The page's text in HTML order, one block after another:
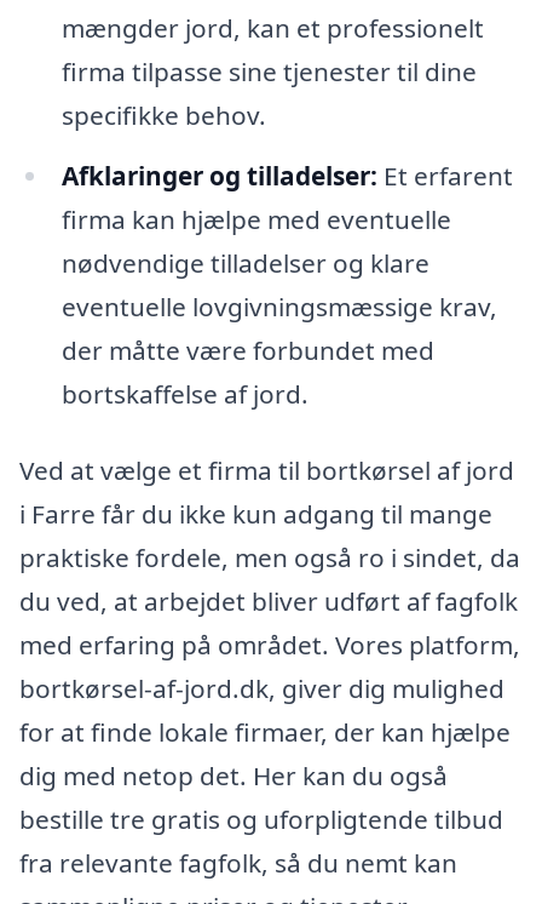
mængder jord, kan et professionelt
firma tilpasse sine tjenester til dine
specifikke behov.
Afklaringer og tilladelser: Et erfarent
firma kan hjælpe med eventuelle
nødvendige tilladelser og klare
eventuelle lovgivningsmæssige krav,
der måtte være forbundet med
bortskaffelse af jord.
Ved at vælge et firma til bortkørsel af jord
i Farre får du ikke kun adgang til mange
praktiske fordele, men også ro i sindet, da
du ved, at arbejdet bliver udført af fagfolk
med erfaring på området. Vores platform,
bortkørsel-af-jord.dk, giver dig mulighed
for at finde lokale firmaer, der kan hjælpe
dig med netop det. Her kan du også
bestille tre gratis og uforpligtende tilbud
fra relevante fagfolk, så du nemt kan